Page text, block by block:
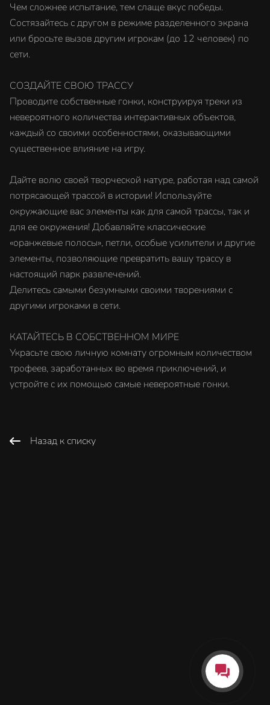
Чем сложнее испытание, тем слаще вкус победы.
Состязайтесь с другом в режиме разделенного экрана
или бросьте вызов другим игрокам (до 12 человек) по
сети.
СОЗДАЙТЕ СВОЮ ТРАССУ
Проводите собственные гонки, конструируя треки из
невероятного количества интерактивных объектов,
каждый со своими особенностями, оказывающими
существенное влияние на игру.
Дайте волю своей творческой натуре, работая над самой
потрясающей трассой в истории! Используйте
окружающие вас элементы как для самой трассы, так и
для ее окружения! Добавляйте классические
«оранжевые полосы», петли, особые усилители и другие
элементы, позволяющие превратить вашу трассу в
настоящий парк развлечений.
Делитесь самыми безумными своими творениями с
другими игроками в сети.
КАТАЙТЕСЬ В СОБСТВЕННОМ МИРЕ
Украсьте свою личную комнату огромным количеством
трофеев, заработанных во время приключений, и
устройте с их помощью самые невероятные гонки.
Назад к списку